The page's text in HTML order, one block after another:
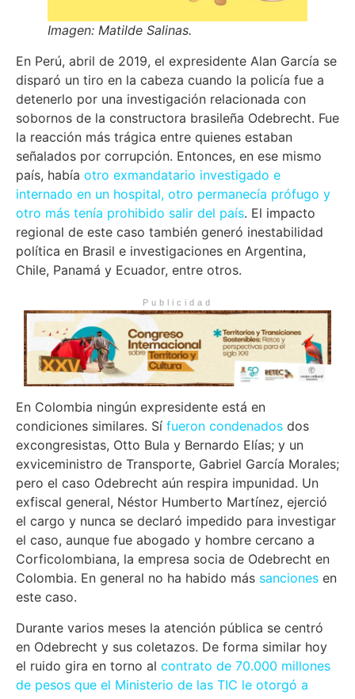
Imagen: Matilde Salinas.
En Perú, abril de 2019, el expresidente Alan García se
disparó un tiro en la cabeza cuando la policía fue a
detenerlo por una investigación relacionada con
sobornos de la constructora brasileña Odebrecht. Fue
la reacción más trágica entre quienes estaban
señalados por corrupción. Entonces, en ese mismo
país, había otro exmandatario investigado e
internado en un hospital, otro permanecía prófugo y
otro más tenía prohibido salir del país. El impacto
regional de este caso también generó inestabilidad
política en Brasil e investigaciones en Argentina,
Chile, Panamá y Ecuador, entre otros.
Publicidad
En Colombia ningún expresidente está en
condiciones similares. Sí fueron condenados dos
excongresistas, Otto Bula y Bernardo Elías; y un
exviceministro de Transporte, Gabriel García Morales;
pero el caso Odebrecht aún respira impunidad. Un
exfiscal general, Néstor Humberto Martínez, ejerció
el cargo y nunca se declaró impedido para investigar
el caso, aunque fue abogado y hombre cercano a
Corficolombiana, la empresa socia de Odebrecht en
Colombia. En general no ha habido más sanciones en
este caso.
Durante varios meses la atención pública se centró
en Odebrecht y sus coletazos. De forma similar hoy
el ruido gira en torno al contrato de 70.000 millones
de pesos que el Ministerio de las TIC le otorgó a